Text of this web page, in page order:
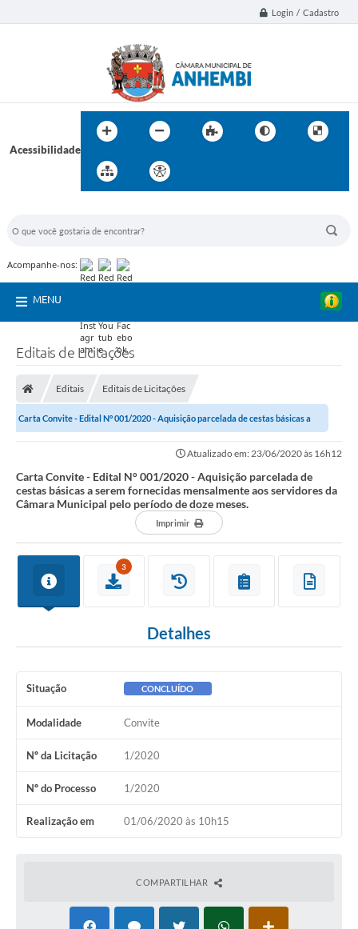
Login / Cadastro
Acessibilidade
Acompanhe-nos:
MENU
Editais de Licitações
Editais Editais de Licitações
Carta Convite - Edital N° 001/2020 - Aquisição parcelada de cestas básicas a
Atualizado em: 23/06/2020 às 16h12
Carta Convite - Edital N° 001/2020 - Aquisição parcelada de
cestas básicas a serem fornecidas mensalmente aos servidores da
Câmara Municipal pelo período de doze meses.
Imprimir
3
Detalhes
Situação CONCLUÍDO
Modalidade Convite
Nº da Licitação 1/2020
Nº do Processo 1/2020
Realização em 01/06/2020 às 10h15
COMPARTILHAR